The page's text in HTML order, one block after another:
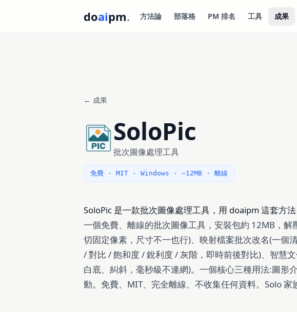
doaipm. 方法論 部落格 PM 排名 工具 成果
← 成果
SoloPic
批次圖像處理工具
免費 · MIT · Windows · ~12MB · 離線
SoloPic 是一款批次圖像處理工具，用 doaipm 這套方法
一個免費、離線的批次圖像工具，安裝包約 12MB，
切固定像素，尺寸不一也行)、映射檔案批次改名(一個
/ 對比 / 飽和度 / 銳利度 / 灰階，即時前後對比)、智慧
白底、糾斜，毫秒級不連網)。一個核心三種用法:圖
動。免費、MIT、完全離線、不收集任何資料。Solo 家